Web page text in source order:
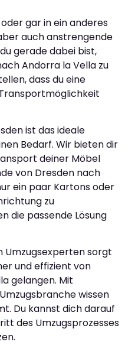
gar in ein anderes
auch anstrengende
gerade dabei bist,
Andorra la Vella zu
dass du eine
ist das ideale
Bedarf. Wir bieten dir
deiner Möbel
von Dresden nach
ein paar Kartons oder
zu
die passende Lösung
Umzugsexperten sorgt
und effizient von
gelangen. Mit
wissen
Du kannst dich darauf
des Umzugsprozesses